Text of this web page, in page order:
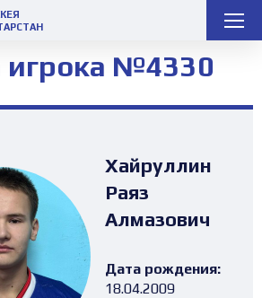
игрока №4330
Хайруллин
Раяз
Алмазович
Дата рождения:
18.04.2009